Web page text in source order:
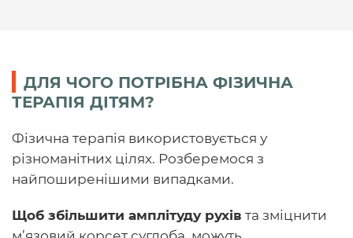
ДЛЯ ЧОГО ПОТРІБНА ФІЗИЧНА
ТЕРАПІЯ ДІТЯМ?
Фізична терапія використовується у
різноманітних цілях. Розберемося з
найпоширенішими випадками.
Щоб збільшити амплітуду рухів та зміцнити